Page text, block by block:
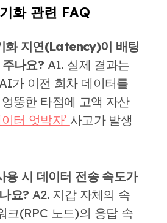
화 관련 FAQ
화 지연(Latency)이 배팅
나요? A1. 실제 결과는
가 이전 회차 데이터를
뚱한 타점에 고액 자산
이터 엇박자’ 사고가 발생
용 시 데이터 전송 속도가
요? A2. 지갑 자체의 속
크(RPC 노드)의 응답 속